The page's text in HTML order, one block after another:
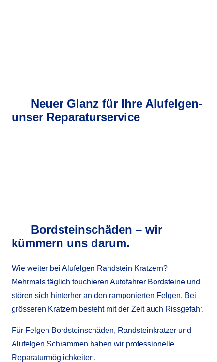
Neuer Glanz für Ihre Alufelgen-
unser Reparaturservice
Bordsteinschäden – wir
kümmern uns darum.
Wie weiter bei Alufelgen Randstein Kratzern?
Mehrmals täglich touchieren Autofahrer Bordsteine und
stören sich hinterher an den ramponierten Felgen. Bei
grösseren Kratzern besteht mit der Zeit auch Rissgefahr.
Für Felgen Bordsteinschäden, Randsteinkratzer und
Alufelgen Schrammen haben wir professionelle
Reparaturmöglichkeiten.